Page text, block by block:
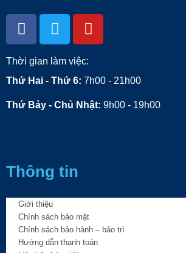
Thời gian làm việc:
Thứ Hai - Thứ 6: 7h00 - 21h00
Thứ Bảy - Chủ Nhật: 9h00 - 19h00
Thông tin
Giới thiệu
Chính sách bảo mật
Chính sách bảo hành – bảo trì
Hướng dẫn thanh toán